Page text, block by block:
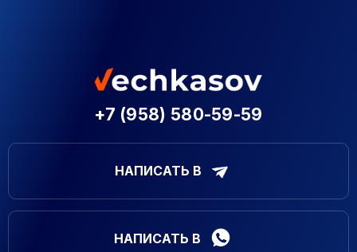
+7 (958) 580-59-59
НАПИСАТЬ В
НАПИСАТЬ В